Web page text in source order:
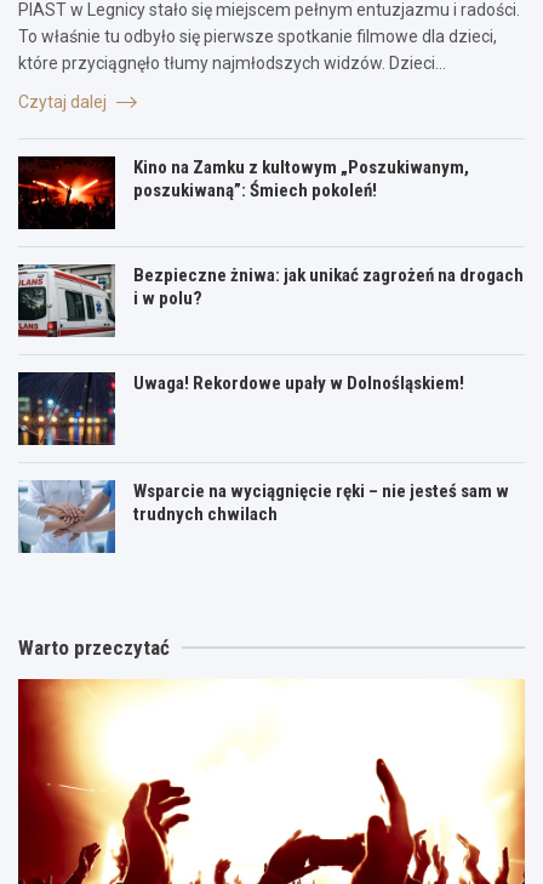
PIAST w Legnicy stało się miejscem pełnym entuzjazmu i radości.
To właśnie tu odbyło się pierwsze spotkanie filmowe dla dzieci,
które przyciągnęło tłumy najmłodszych widzów. Dzieci…
Czytaj dalej
Kino na Zamku z kultowym „Poszukiwanym,
poszukiwaną”: Śmiech pokoleń!
Bezpieczne żniwa: jak unikać zagrożeń na drogach
i w polu?
Uwaga! Rekordowe upały w Dolnośląskiem!
Wsparcie na wyciągnięcie ręki – nie jesteś sam w
trudnych chwilach
Warto przeczytać